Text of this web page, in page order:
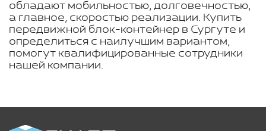
обладают мобильностью, долговечностью,
а главное, скоростью реализации. Купить
передвижной блок-контейнер в Сургуте и
определиться с наилучшим вариантом,
помогут квалифицированные сотрудники
нашей компании.